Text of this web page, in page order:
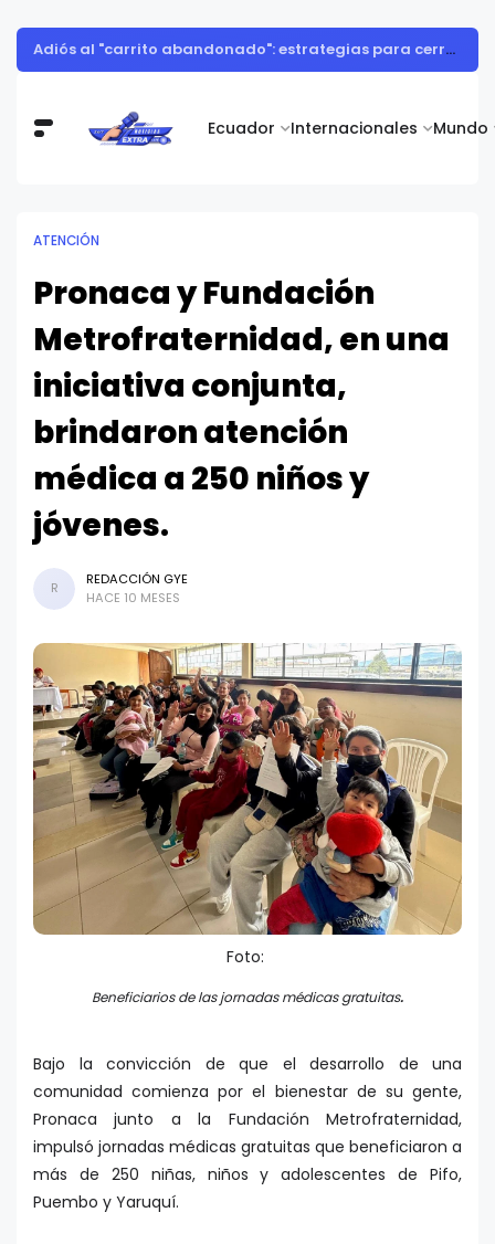
Ecuador Internacionales Mundo
El encebollado es proclamado Patrimonio Cultural Inmaterial del Ecuador, gracias a una iniciativa de Alimentos Real
ATENCIÓN
Pronaca y Fundación
Metrofraternidad, en una
iniciativa conjunta,
brindaron atención
médica a 250 niños y
jóvenes.
R
REDACCIÓN GYE
HACE 10 MESES
Foto:
Beneficiarios de las jornadas médicas gratuitas.
Bajo la convicción de que el desarrollo de una
comunidad comienza por el bienestar de su gente,
Pronaca junto a la Fundación Metrofraternidad,
impulsó jornadas médicas gratuitas que beneficiaron a
más de 250 niñas, niños y adolescentes de Pifo,
Puembo y Yaruquí.